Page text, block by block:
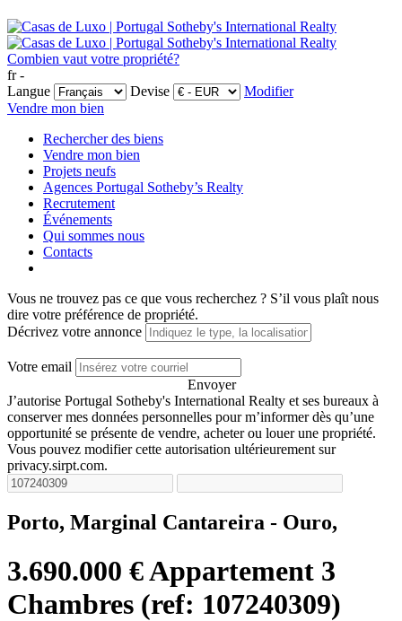
Combien vaut votre propriété?
fr -
Langue
Devise
Modifier
Vendre mon bien
Rechercher des biens
Vendre mon bien
Projets neufs
Agences Portugal Sotheby’s Realty
Recrutement
Événements
Qui sommes nous
Contacts
Vous ne trouvez pas ce que vous recherchez ? S’il vous plaît nous
dire votre préférence de propriété.
Décrivez votre annonce
Votre email
Envoyer
J’autorise Portugal Sotheby's International Realty et ses bureaux à
conserver mes données personnelles pour m’informer dès qu’une
opportunité se présente de vendre, acheter ou louer une propriété.
Vous pouvez modifier cette autorisation ultérieurement sur
privacy.sirpt.com.
Porto, Marginal Cantareira - Ouro,
3.690.000 €Appartement 3
Chambres (ref: 107240309)